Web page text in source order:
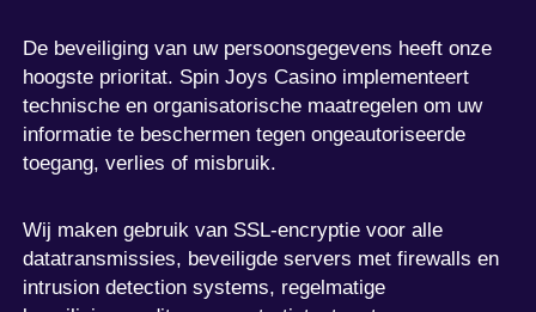
De beveiliging van uw persoonsgegevens heeft onze
hoogste prioritat. Spin Joys Casino implementeert
technische en organisatorische maatregelen om uw
informatie te beschermen tegen ongeautoriseerde
toegang, verlies of misbruik.
Wij maken gebruik van SSL-encryptie voor alle
datatransmissies, beveiligde servers met firewalls en
intrusion detection systems, regelmatige